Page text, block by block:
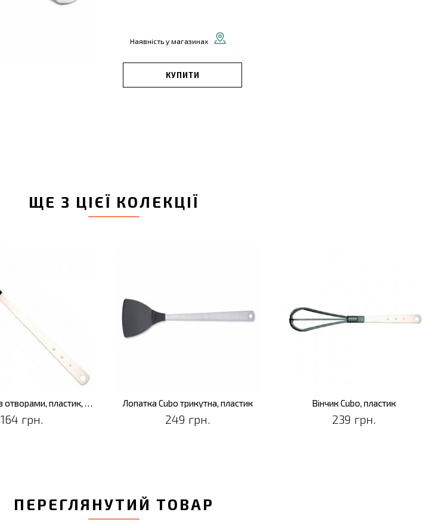
Наявність у магазинах
КУПИТИ
ЩЕ З ЦІЄЇ КОЛЕКЦІЇ
164 грн.
Лопатка Cubo трикутна, пластик
249 грн.
Вінчик Cubo, пластик
239 грн.
ПЕРЕГЛЯНУТИЙ ТОВАР